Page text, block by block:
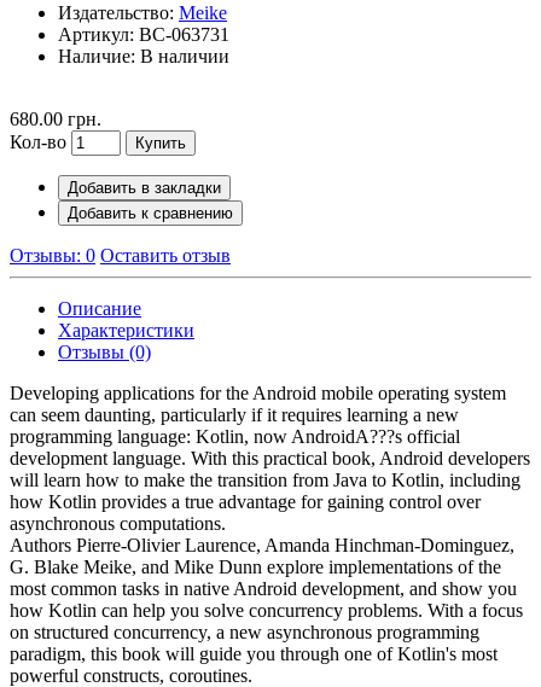
Издательство: Meike
Артикул: BC-063731
Наличие: В наличии
680.00 грн.
Кол-во
Купить
Добавить в закладки
Добавить к сравнению
Отзывы: 0 Оставить отзыв
Описание
Характеристики
Отзывы (0)
Developing applications for the Android mobile operating system
can seem daunting, particularly if it requires learning a new
programming language: Kotlin, now AndroidA???s official
development language. With this practical book, Android developers
will learn how to make the transition from Java to Kotlin, including
how Kotlin provides a true advantage for gaining control over
asynchronous computations.
Authors Pierre-Olivier Laurence, Amanda Hinchman-Dominguez,
G. Blake Meike, and Mike Dunn explore implementations of the
most common tasks in native Android development, and show you
how Kotlin can help you solve concurrency problems. With a focus
on structured concurrency, a new asynchronous programming
paradigm, this book will guide you through one of Kotlin's most
powerful constructs, coroutines.